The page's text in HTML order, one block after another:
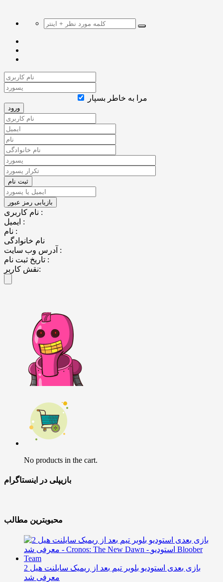
مرا به خاطر بسپار
نام کاربری :
ایمیل :
نام :
نام خانوادگی
آدرس وب سایت :
تاریخ ثبت نام :
نقش کاربر:
No products in the cart.
بازیپلی در اینستاگرام
محبوبترین مطالب
بازی بعدی استودیو بلوبر تیم بعد از ریمیک سایلنت هیل 2
معرفی شد